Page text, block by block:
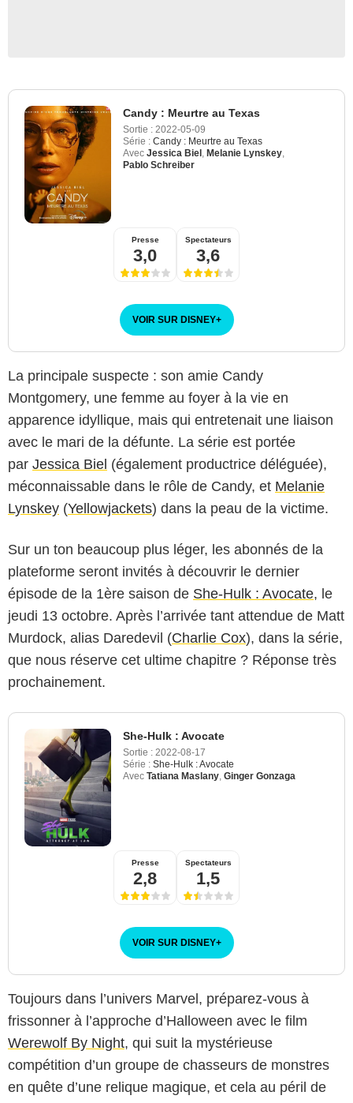
Candy : Meurtre au Texas
Sortie : 2022-05-09
Série : Candy : Meurtre au Texas
Avec Jessica Biel Melanie Lynskey
Pablo Schreiber
Presse
3,0
Spectateurs
3,6
VOIR SUR DISNEY+
La principale suspecte : son amie Candy
Montgomery, une femme au foyer à la vie en
apparence idyllique, mais qui entretenait une liaison
avec le mari de la défunte. La série est portée
par Jessica Biel (également productrice déléguée),
méconnaissable dans le rôle de Candy, et Melanie
Lynskey (Yellowjackets) dans la peau de la victime.
Sur un ton beaucoup plus léger, les abonnés de la
plateforme seront invités à découvrir le dernier
épisode de la 1ère saison de She-Hulk : Avocate, le
jeudi 13 octobre. Après l’arrivée tant attendue de Matt
Murdock, alias Daredevil (Charlie Cox), dans la série,
que nous réserve cet ultime chapitre ? Réponse très
prochainement.
She-Hulk : Avocate
Sortie : 2022-08-17
Série : She-Hulk : Avocate
Avec Tatiana Maslany Ginger Gonzaga
Presse
2,8
Spectateurs
1,5
VOIR SUR DISNEY+
Toujours dans l’univers Marvel, préparez-vous à
frissonner à l’approche d’Halloween avec le film
Werewolf By Night, qui suit la mystérieuse
compétition d’un groupe de chasseurs de monstres
en quête d’une relique magique, et cela au péril de